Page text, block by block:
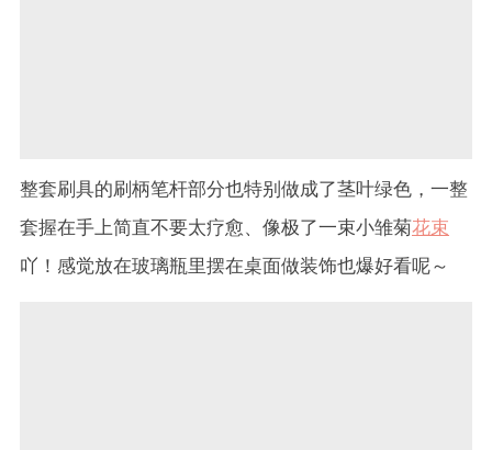
整套刷具的刷柄笔杆部分也特别做成了茎叶绿色，一整
套握在手上简直不要太疗愈、像极了一束小雏菊花束
吖！感觉放在玻璃瓶里摆在桌面做装饰也爆好看呢～